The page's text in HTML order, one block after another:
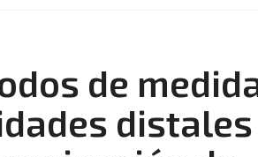
de
distales